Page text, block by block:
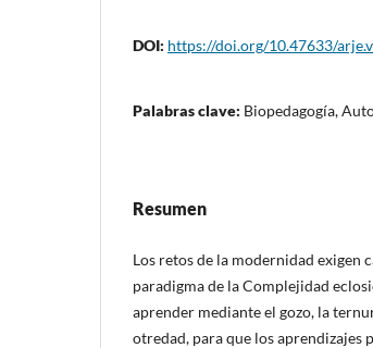
DOI: https://doi.org/10.47633/
Palabras clave: Biopedagogía,
Resumen
Los retos de la modernidad exigen
paradigma de la Complejidad
aprender mediante el gozo, la
otredad, para que los aprendizajes